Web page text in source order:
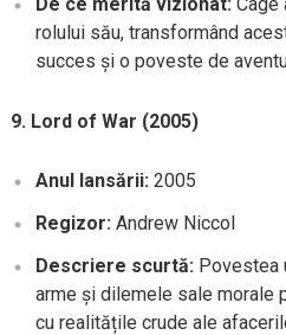
rolului său, transformând
succes și o poveste de
9. Lord of War (2005)
Anul lansării: 2005
Regizor: Andrew Niccol
Descriere scurtă: Povestea
arme și dilemele sale morale
cu realitățile crude ale